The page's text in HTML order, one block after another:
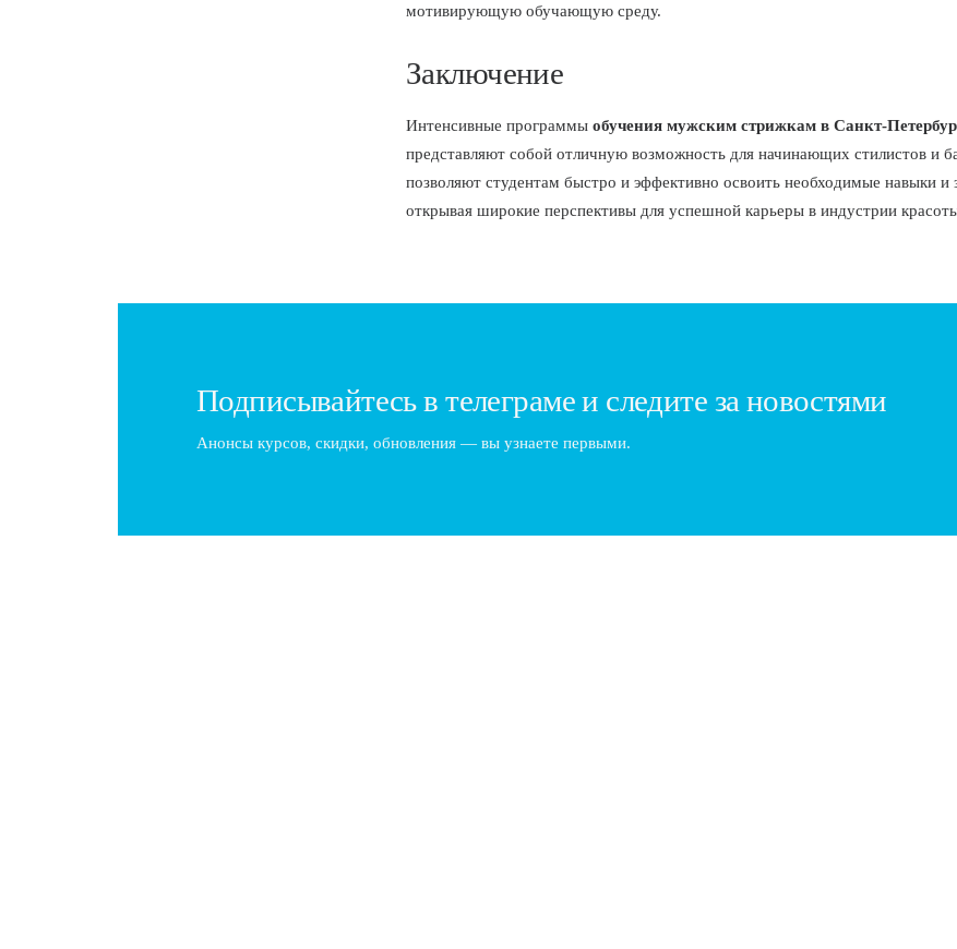
мотивирующую обучающую среду.
Заключение
Интенсивные программы обучения мужским стрижкам в Санкт-
представляют собой отличную возможность для начинающих стилистов и
позволяют студентам быстро и эффективно освоить необходимые навыки и
открывая широкие перспективы для успешной карьеры в индустрии
Подписывайтесь в телеграме и следите за новостями
Анонсы курсов, скидки, обновления — вы узнаете первыми.